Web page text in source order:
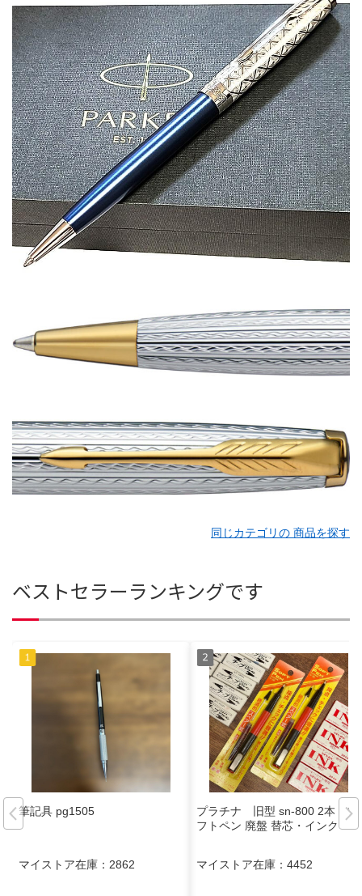
同じカテゴリの 商品を探す
ベストセラーランキングです
筆記具 pg1505
マイストア在庫： 2862
プラチナ 旧型 sn-800 2本 ソ
フトペン 廃盤 替芯・インク
マイストア在庫： 4452